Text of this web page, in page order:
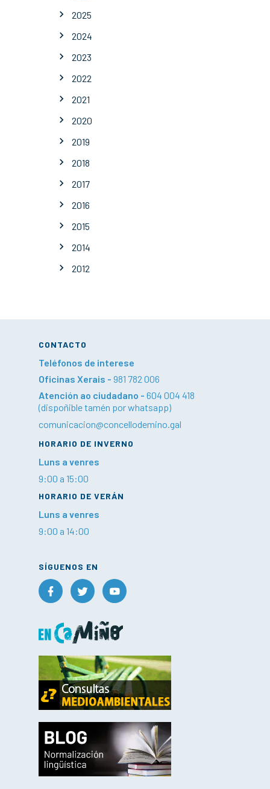
2025
2024
2023
2022
2021
2020
2019
2018
2017
2016
2015
2014
2012
CONTACTO
Teléfonos de interese
Oficinas Xerais - 981 782 006
Atención ao ciudadano - 604 004 418
(dispoñible tamén por whatsapp)
comunicacion@concellodemino.gal
HORARIO DE INVERNO
Luns a venres
9:00 a 15:00
HORARIO DE VERÁN
Luns a venres
9:00 a 14:00
SÍGUENOS EN